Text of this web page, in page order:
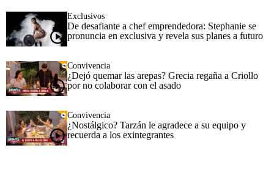
Exclusivos
De desafiante a chef emprendedora: Stephanie se
pronuncia en exclusiva y revela sus planes a futuro
Convivencia
¿Dejó quemar las arepas? Grecia regaña a Criollo
por no colaborar con el asado
Convivencia
¿Nostálgico? Tarzán le agradece a su equipo y
recuerda a los exintegrantes